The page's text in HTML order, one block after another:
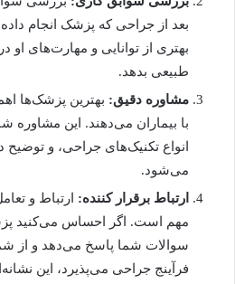
بعد از جراحی که پزشک انجام
بهتری از توانایی و مهارت‌های او
طبیعی بدهد.
مشاوره دقیق: بهترین پزشک‌ها
با بیماران می‌دهند. این
انواع تکنیک‌های جراحی، و توضیح
می‌شود.
ارتباط برقرار کننده: ارتباط و
مهم است. اگر احساس می‌کنید
سوالات شما پاسخ می‌دهد و از
فرآینج جراحی می‌پذیرد، این